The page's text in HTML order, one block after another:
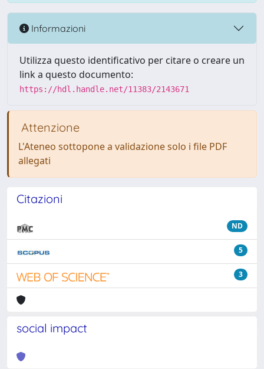
Informazioni
Utilizza questo identificativo per citare o creare un
link a questo documento:
https://hdl.handle.net/11383/2143671
Attenzione
L'Ateneo sottopone a validazione solo i file PDF
allegati
Citazioni
ND
5
3
social impact